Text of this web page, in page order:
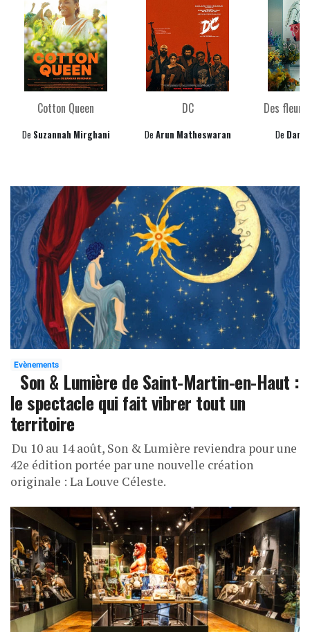
Cotton Queen
De Suzannah Mirghani
DC
De Arun Matheswaran
Des fleurs
De
Evènements
Son & Lumière de Saint-Martin-en-Haut :
le spectacle qui fait vibrer tout un
territoire
Du 10 au 14 août, Son & Lumière reviendra pour une
42e édition portée par une nouvelle création
originale : La Louve Céleste.